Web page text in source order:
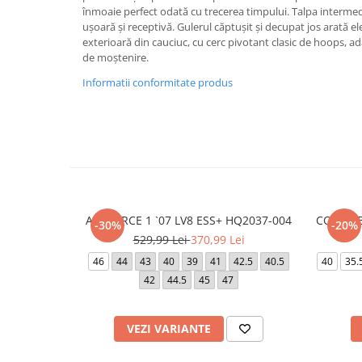
înmoaie perfect odată cu trecerea timpului. Talpa
ușoară și receptivă. Gulerul căptușit și decupat jos arată
exterioară din cauciuc, cu cerc pivotant clasic de hoops,
de moștenire.
Informatii conformitate produs
-30%
AIR FORCE 1 `07 LV8 ESS+ HQ2037-004
529,99 Lei370,99 Lei
46 44 43 40 39 41 42.5
40.5
42
44.5 45 47
VEZI VARIANTE
-20%
COURT
40